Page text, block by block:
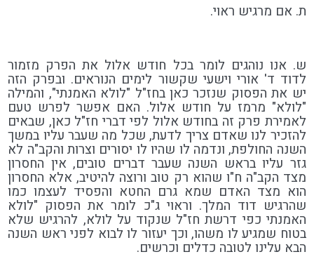
ת. אם מרגיש ראוי.
ש. אנו נוהגים לומר בכל חודש אלול את הפרק מזמור
לדוד ד' אורי וישעי שקשור לימים הנוראים. ובפרק הזה
יש את הפסוק שנזכר כאן בחז"ל "לולא האמנתי", והמילה
"לולא" מרמז על חודש אלול. האם אפשר לפרש טעם
לאמירת פרק זה בחודש אלול לפי דברי חז"ל כאן, שבאים
להזכיר לנו שאדם צריך לדעת, שכל מה שעבר עליו במשך
השנה החולפת, ונדמה לו שהיו לו יסורים וצרות והקב"ה לא
גזר עליו בראש השנה שעבר דברים טובים, אין החסרון
מצד הקב"ה ח"ו שהוא רק טוב ורוצה להיטיב, אלא החסרון
הוא מצד האדם שמא גרם החטא והפסיד לעצמו כמו
שהרגיש דוד המלך. וראוי ג"כ לומר את הפסוק "לולא
האמנתי כפי דרשת חז"ל שנקוד על לולא, להרגיש שלא
בטוח שמגיע לו משהו, וכך יעזור לו לבוא לפני ראש השנה
הבא עלינו לטובה כדלים וכרשים.